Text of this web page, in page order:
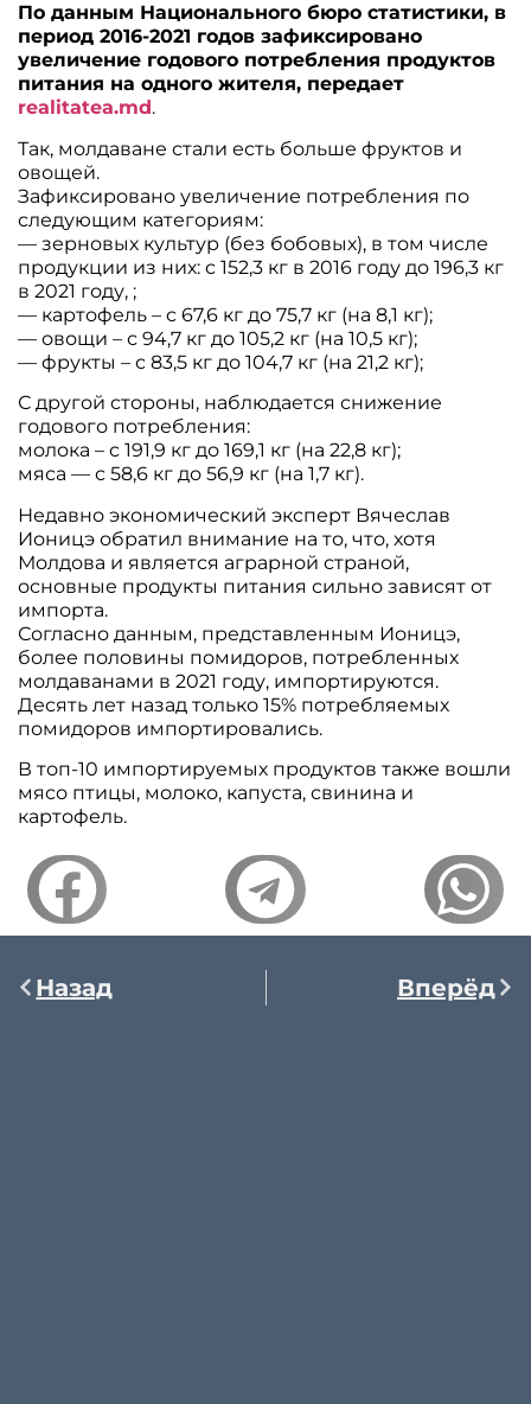
По данным Национального бюро статистики, в
период 2016-2021 годов зафиксировано
увеличение годового потребления продуктов
питания на одного жителя, передает
realitatea.md.
Так, молдаване стали есть больше фруктов и
овощей.
Зафиксировано увеличение потребления по
следующим категориям:
— зерновых культур (без бобовых), в том числе
продукции из них: с 152,3 кг в 2016 году до 196,3 кг
в 2021 году, ;
— картофель – с 67,6 кг до 75,7 кг (на 8,1 кг);
— овощи – с 94,7 кг до 105,2 кг (на 10,5 кг);
— фрукты – с 83,5 кг до 104,7 кг (на 21,2 кг);
С другой стороны, наблюдается снижение
годового потребления:
молока – с 191,9 кг до 169,1 кг (на 22,8 кг);
мяса — с 58,6 кг до 56,9 кг (на 1,7 кг).
Недавно экономический эксперт Вячеслав
Ионицэ обратил внимание на то, что, хотя
Молдова и является аграрной страной,
основные продукты питания сильно зависят от
импорта.
Согласно данным, представленным Ионицэ,
более половины помидоров, потребленных
молдаванами в 2021 году, импортируются.
Десять лет назад только 15% потребляемых
помидоров импортировались.
В топ-10 импортируемых продуктов также вошли
мясо птицы, молоко, капуста, свинина и
картофель.
Назад Вперёд